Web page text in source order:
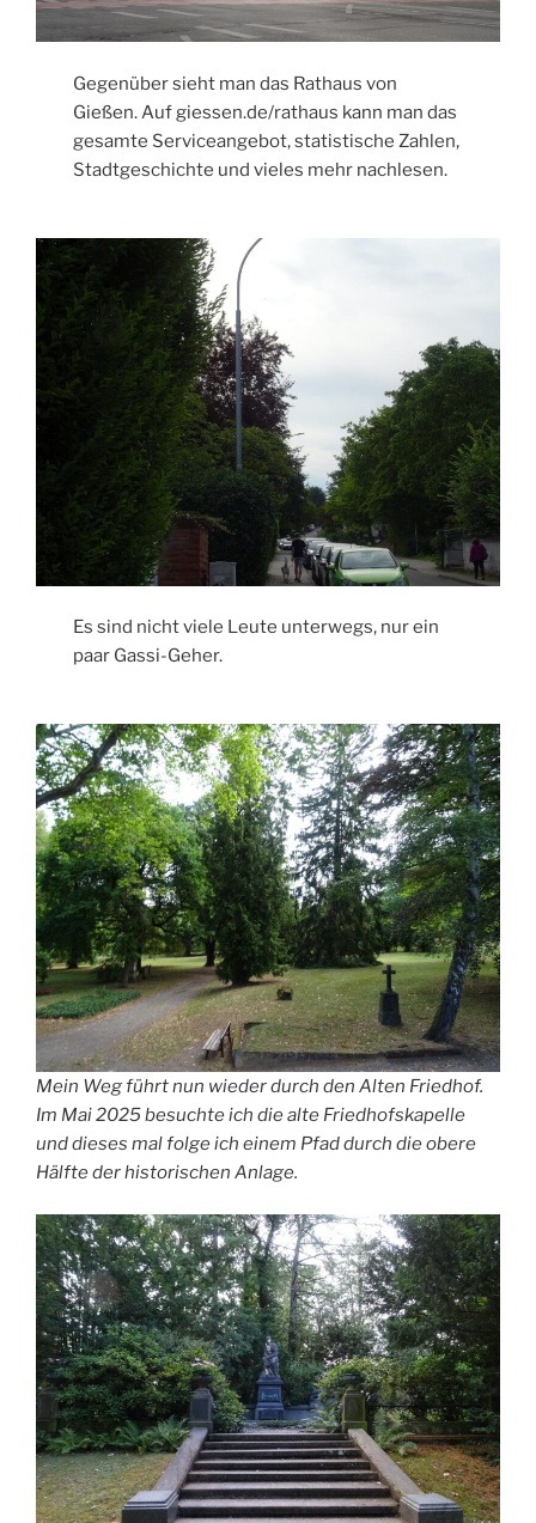
Gegenüber sieht man das Rathaus von
Gießen. Auf giessen.de/rathaus kann man das
gesamte Serviceangebot, statistische Zahlen,
Stadtgeschichte und vieles mehr nachlesen.
Es sind nicht viele Leute unterwegs, nur ein
paar Gassi-Geher.
Mein Weg führt nun wieder durch den Alten Friedhof.
Im Mai 2025 besuchte ich die alte Friedhofskapelle
und dieses mal folge ich einem Pfad durch die obere
Hälfte der historischen Anlage.